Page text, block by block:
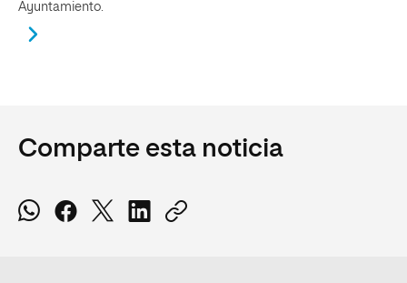
Ayuntamiento.
Comparte esta noticia